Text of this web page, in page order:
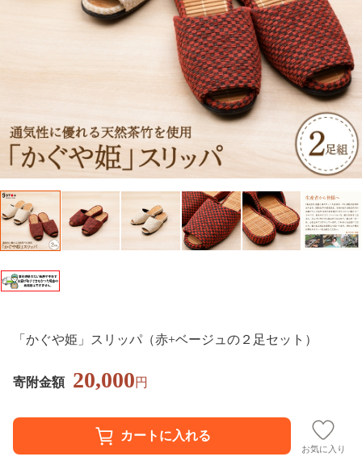
「かぐや姫」スリッパ（赤+ベージュの２足セット）
寄附金額 20,000円
お気に入り